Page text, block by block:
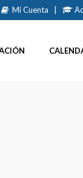
Mi Cuenta